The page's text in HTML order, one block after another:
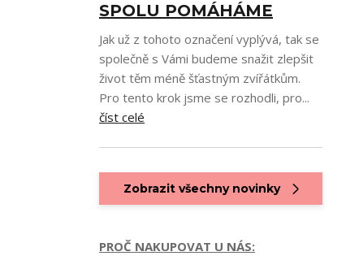
SPOLU POMÁHÁME
Jak už z tohoto označení vyplývá, tak se
společně s Vámi budeme snažit zlepšit
život těm méně šťastným zvířátkům.
Pro tento krok jsme se rozhodli, pro...
číst celé
Zobrazit všechny novinky
PROČ NAKUPOVAT U NÁS: